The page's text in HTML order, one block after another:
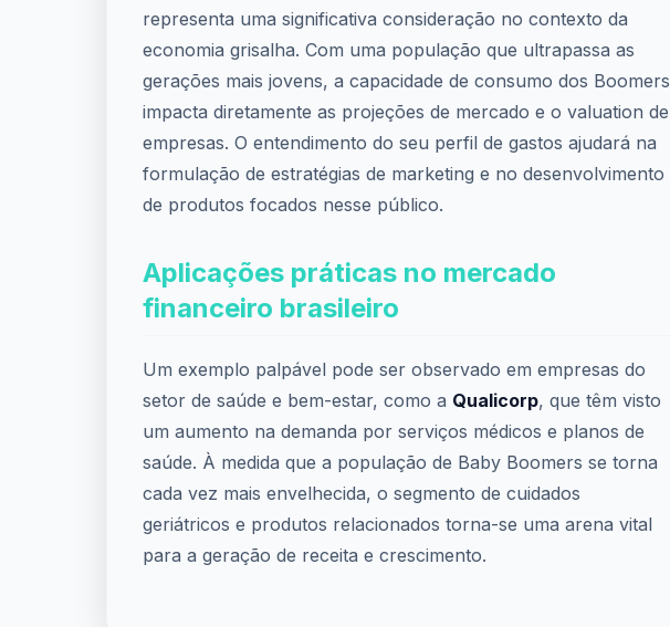
representa uma significativa consideração no contexto da
economia grisalha. Com uma população que ultrapassa as
gerações mais jovens, a capacidade de consumo dos Boomers
impacta diretamente as projeções de mercado e o valuation de
empresas. O entendimento do seu perfil de gastos ajudará na
formulação de estratégias de marketing e no desenvolvimento
de produtos focados nesse público.
Aplicações práticas no mercado
financeiro brasileiro
Um exemplo palpável pode ser observado em empresas do
setor de saúde e bem-estar, como a Qualicorp, que têm visto
um aumento na demanda por serviços médicos e planos de
saúde. À medida que a população de Baby Boomers se torna
cada vez mais envelhecida, o segmento de cuidados
geriátricos e produtos relacionados torna-se uma arena vital
para a geração de receita e crescimento.